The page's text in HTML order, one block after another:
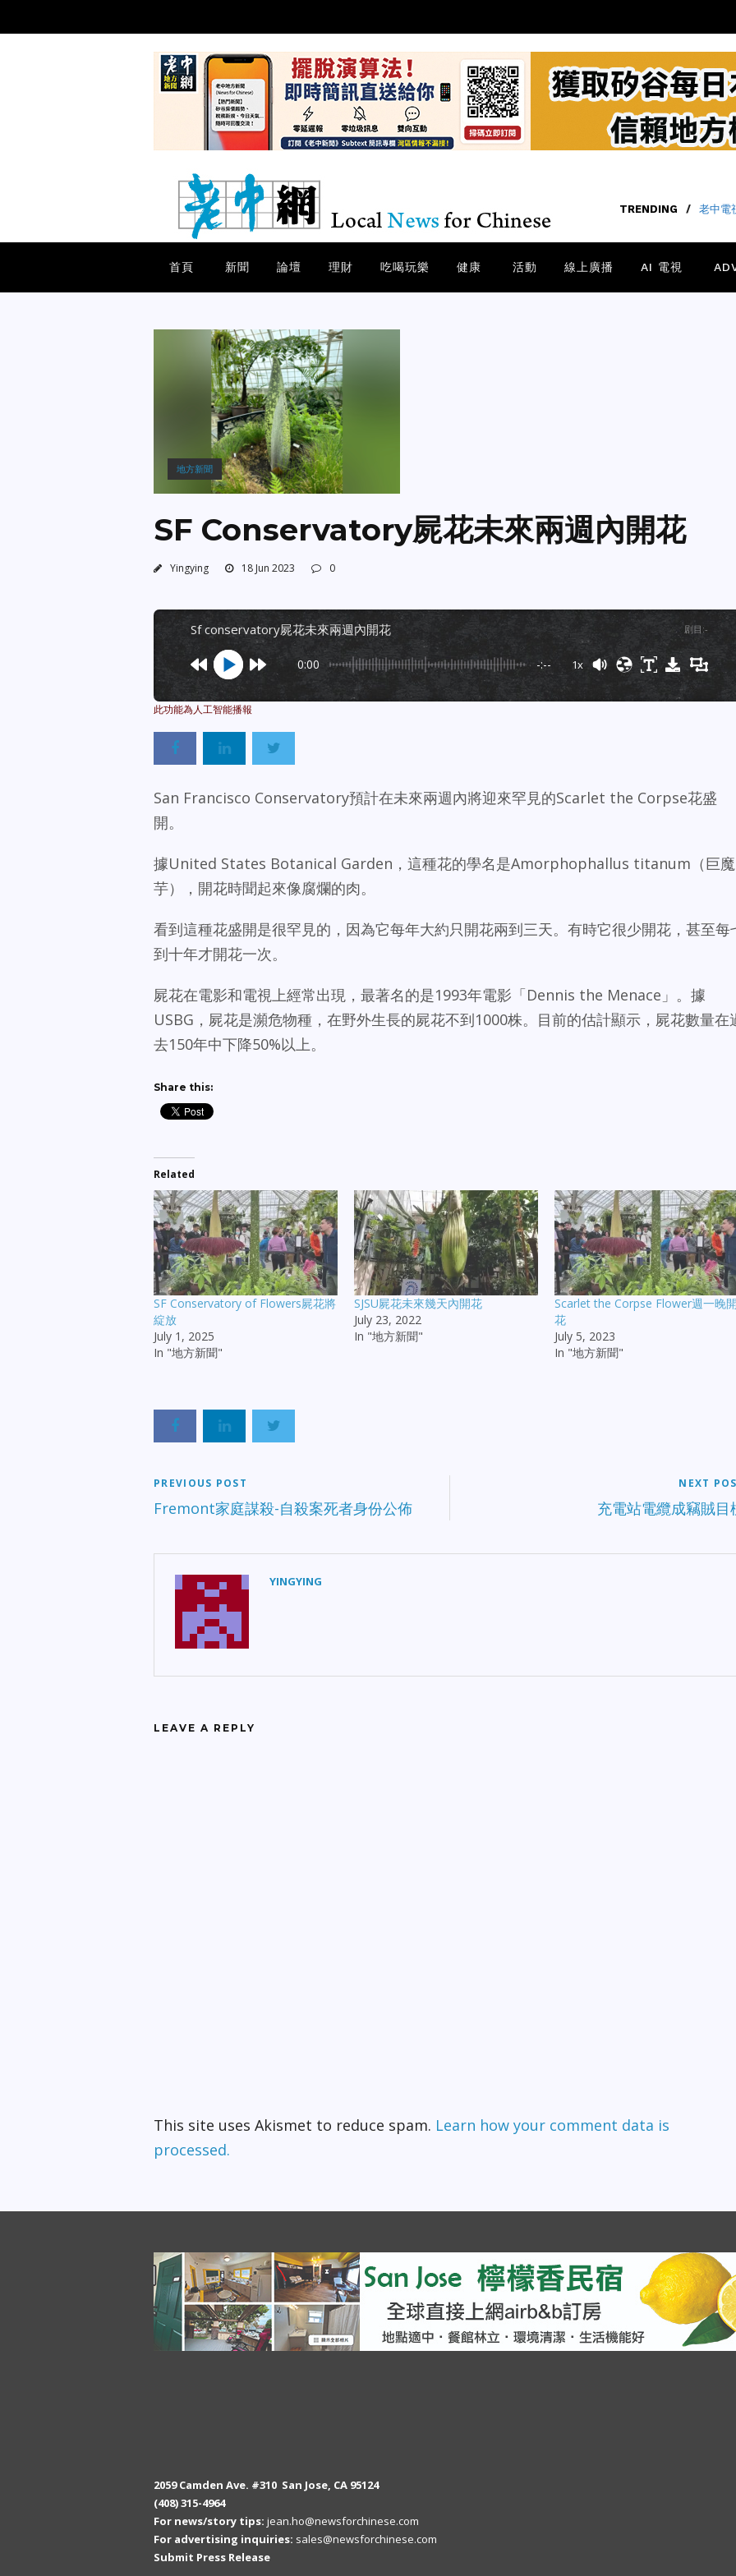
TRENDING / 老中電
首頁 新聞 論壇 理財 吃喝玩樂 健康 活動 線上廣播 AI 電視
地方新聞
SF Conservatory屍花未來兩週內開花
Yingying 18 Jun 2023 0
sf conservatory屍花未來兩週內開花 剧目 :-
0:00 -:-- 1x
Powered By
San Francisco Conservatory預計在未來兩週內將迎來罕見的Scarlet the Corpse花盛
開。
據United States Botanical Garden，這種花的學名是Amorphophallus titanum（巨魔
芋），開花時聞起來像腐爛的肉。
看到這種花盛開是很罕見的，因為它每年大約只開花兩到三天。有時它很少開花，甚至每
到十年才開花一次。
屍花在電影和電視上經常出現，最著名的是1993年電影「Dennis the Menace」。據
USBG，屍花是瀕危物種，在野外生長的屍花不到1000株。目前的估計顯示，屍花數量在
去150年中下降50%以上。
Share this:
Related
SF Conservatory of Flowers屍花將
綻放
July 1, 2025
In "地方新聞"
SJSU屍花未來幾天內開花
July 23, 2022
In "地方新聞"
Scarlet the Corpse Flower週一晚
花
July 5, 2023
In "地方新聞"
PREVIOUS POST
Fremont家庭謀殺-自殺案死者身份公佈
NEXT
充電站電纜成竊賊目
YINGYING
LEAVE A REPLY
This site uses Akismet to reduce spam. Learn how your comment data is
processed.
2059 Camden Ave. #310 San Jose, CA 95124
(408) 315-4964
For news/story tips: jean.ho@newsforchinese.com
For advertising inquiries: sales@newsforchinese.com
Submit Press Release